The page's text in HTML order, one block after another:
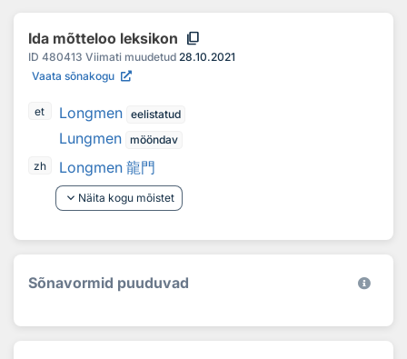
Ida mõtteloo leksikon content_copy
ID 480413 Viimati muudetud 28.10.2021
Vaata sõnakogu
et Longmen eelistatud
Lungmen mööndav
zh
Longmen 龍門
keyboard_arrow_down Näita kogu mõistet
Sõnavormid puuduvad